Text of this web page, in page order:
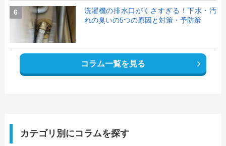
6
洗濯機の排水口がくさすぎる！下水・汚
れの臭いの5つの原因と対策・予防策
コラム一覧を見る
カテゴリ別にコラムを探す